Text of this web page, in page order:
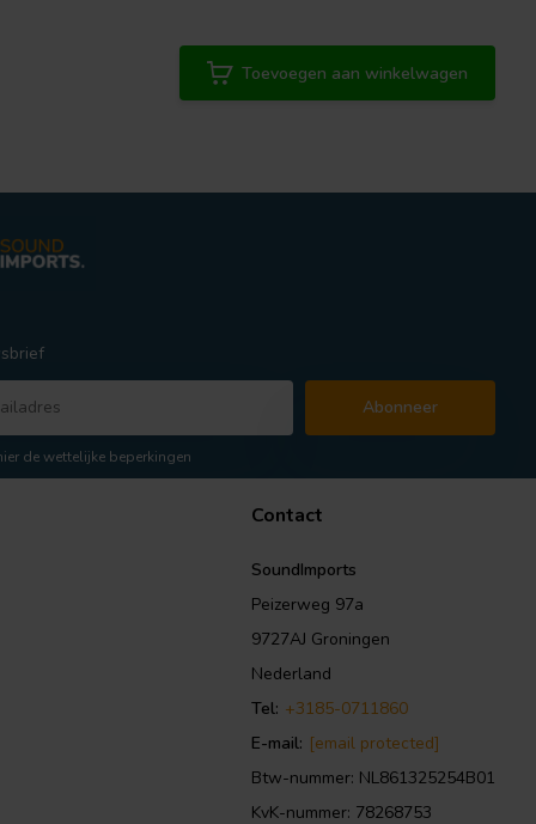
Toevoegen aan winkelwagen
Abonneer
de wettelijke beperkingen
Contact
SoundImports
Peizerweg 97a
9727AJ Groningen
Nederland
Tel: +3185-0711860
E-mail: [email protected]
Btw-nummer: NL861325254B01
KvK-nummer: 78268753